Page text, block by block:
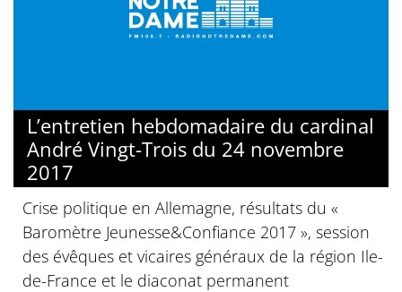
L’entretien hebdomadaire du cardinal
André Vingt-Trois du 24 novembre
2017
Crise politique en Allemagne, résultats du «
Baromètre Jeunesse&Confiance 2017 », session
des évêques et vicaires généraux de la région Ile-
de-France et le diaconat permanent